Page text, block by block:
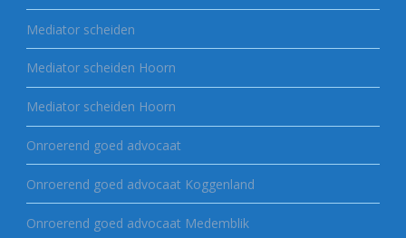
Mediator scheiden
Mediator scheiden Hoorn
Mediator scheiden Hoorn
Onroerend goed advocaat
Onroerend goed advocaat Koggenland
Onroerend goed advocaat Medemblik